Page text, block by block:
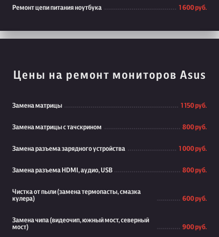
Ремонт цепи питания ноутбука 1 600 руб.
Цены на ремонт мониторов Asus
Замена матрицы 1 150 руб.
Замена матрицы с тачскрином 800 руб.
Замена разъема зарядного устройства 1 000 руб.
Замена разъема HDMI, аудио, USB 800 руб.
Чистка от пыли (замена термопасты, смазка
кулера)
600 руб.
Замена чипа (видеочип, южный мост, северный
мост)
900 руб.